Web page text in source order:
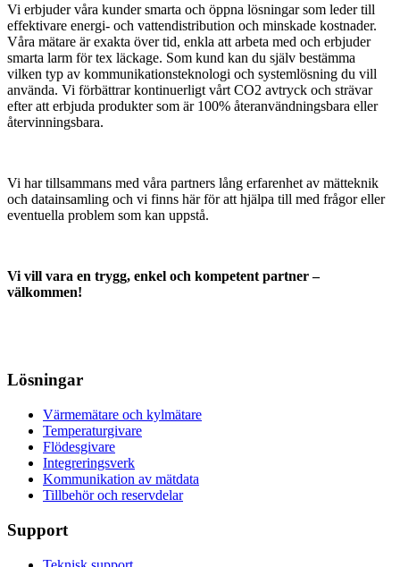
Vi erbjuder våra kunder smarta och öppna lösningar som leder till
effektivare energi- och vattendistribution och minskade kostnader.
Våra mätare är exakta över tid, enkla att arbeta med och erbjuder
smarta larm för tex läckage. Som kund kan du själv bestämma
vilken typ av kommunikationsteknologi och systemlösning du vill
använda. Vi förbättrar kontinuerligt vårt CO2 avtryck och strävar
efter att erbjuda produkter som är 100% återanvändningsbara eller
återvinningsbara.
Vi har tillsammans med våra partners lång erfarenhet av mätteknik
och datainsamling och vi finns här för att hjälpa till med frågor eller
eventuella problem som kan uppstå.
Vi vill vara en trygg, enkel och kompetent partner –
välkommen!
Lösningar
Värmemätare och kylmätare
Temperaturgivare
Flödesgivare
Integreringsverk
Kommunikation av mätdata
Tillbehör och reservdelar
Support